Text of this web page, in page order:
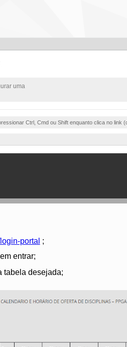
uma
Ctrl, Cmd ou Shift enquanto clica no link